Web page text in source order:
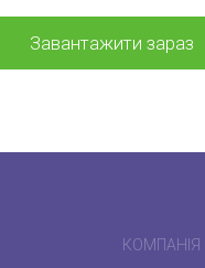
Завантажити зараз
КОМПАНІЯ